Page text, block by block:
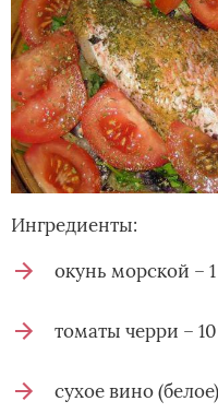
Ингредиенты:
окунь морской – 1
томаты черри –
сухое вино